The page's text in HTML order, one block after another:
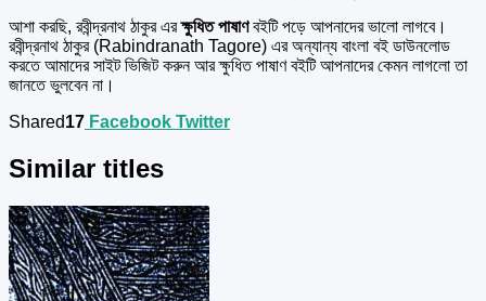
আশা করছি, রবীন্দ্রনাথ ঠাকুর এরক্ষুধিত পাষাণবইটি পড়ে আপনাদের ভালো লাগবে।
রবীন্দ্রনাথ ঠাকুর (Rabindranath Tagore) এর অন্যান্য বাংলা বই ডাউনলোড
করতে আমাদের সাইট ভিজিট করুন আর ক্ষুধিত পাষাণ বইটি আপনাদের কেমন লাগলো তা
জানতে ভুলবেন না।
Shared17 Facebook Twitter
Similar titles